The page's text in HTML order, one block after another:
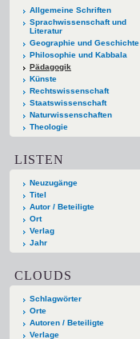
Allgemeine Schriften
Sprachwissenschaft und
Literatur
Geographie und Geschichte
Philosophie und Kabbala
Pädagogik
Künste
Rechtswissenschaft
Staatswissenschaft
Naturwissenschaften
Theologie
LISTEN
Neuzugänge
Titel
Autor / Beteiligte
Ort
Verlag
Jahr
CLOUDS
Schlagwörter
Orte
Autoren / Beteiligte
Verlage